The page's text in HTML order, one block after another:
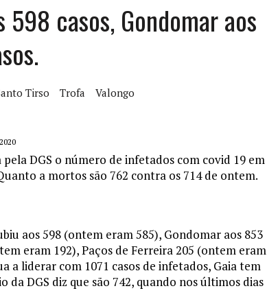
ASSOCIATIVO DE 14 A 17 DE AGOSTO
598 casos, Gondomar aos
Tirso Trofa Valongo
DGS o número de infetados com covid 19 em
a mortos são 762 contra os 714 de ontem.
aos 598 (ontem eram 585), Gondomar aos 853
eram 192), Paços de Ferreira 205 (ontem eram
a liderar com 1071 casos de infetados, Gaia tem
DGS diz que são 742, quando nos últimos dias